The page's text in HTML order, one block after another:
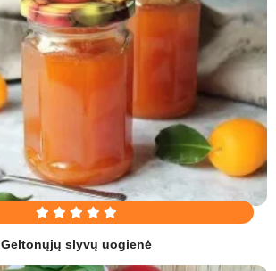
Geltonųjų slyvų uogienė